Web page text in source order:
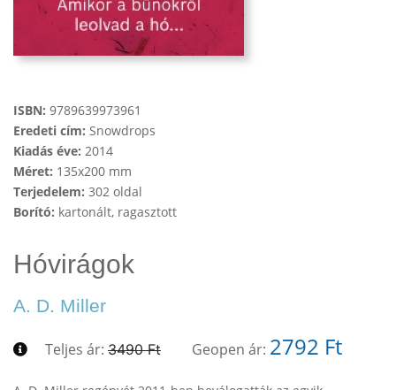
ISBN: 9789639973961
Eredeti cím: Snowdrops
Kiadás éve: 2014
Méret: 135x200 mm
Terjedelem: 302 oldal
Borító: kartonált, ragasztott
Hóvirágok
A. D. Miller
Teljes ár: 3490 Ft Geopen ár: 2792 Ft